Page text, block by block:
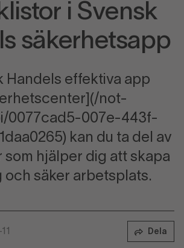
i Svensk
säkerhetsapp
Handels effektiva app
not-
0077cad5-007e-443f-
kan du ta del av
hjälper dig att skapa
och säker arbetsplats.
Dela